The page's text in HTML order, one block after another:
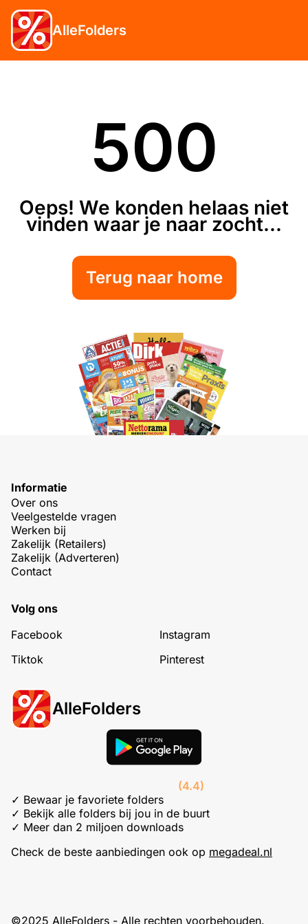
AlleFolders
500
Oeps! We konden helaas niet
vinden waar je naar zocht...
Terug naar home
Informatie
Over ons
Veelgestelde vragen
Werken bij
Zakelijk (Retailers)
Zakelijk (Adverteren)
Contact
Volg ons
Facebook
Instagram
Tiktok
Pinterest
AlleFolders
(4.4)
✓ Bewaar je favoriete folders
✓ Bekijk alle folders bij jou in de buurt
✓ Meer dan 2 miljoen downloads
Check de beste aanbiedingen ook op megadeal.nl
©2025 AlleFolders - Alle rechten voorbehouden.